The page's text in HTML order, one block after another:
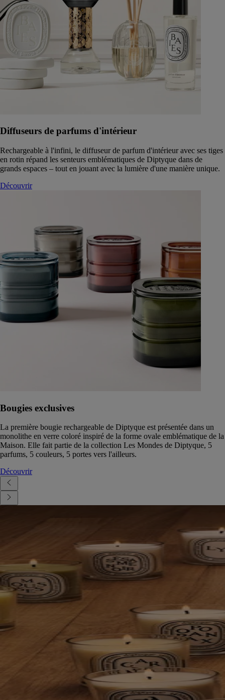
Diffuseurs de parfums d'intérieur
Rechargeable à l'infini, le diffuseur de parfum d'intérieur avec ses tiges
en rotin répand les senteurs emblématiques de Diptyque dans de
grands espaces – tout en jouant avec la lumière d'une manière unique.
Découvrir
Bougies exclusives
La première bougie rechargeable de Diptyque est présentée dans un
monolithe en verre coloré inspiré de la forme ovale emblématique de la
Maison. Elle fait partie de la collection Les Mondes de Diptyque, 5
parfums, 5 couleurs, 5 portes vers l'ailleurs.
Découvrir